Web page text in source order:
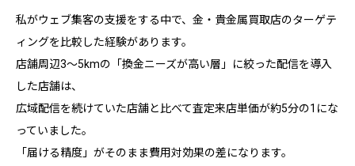
私がウェブ集客の支援をする中で、金・貴金属買取店のターゲテ
ィングを比較した経験があります。
店舗周辺3〜5kmの「換金ニーズが高い層」に絞った配信を導入
した店舗は、
広域配信を続けていた店舗と比べて査定来店単価が約5分の1にな
っていました。
「届ける精度」がそのまま費用対効果の差になります。